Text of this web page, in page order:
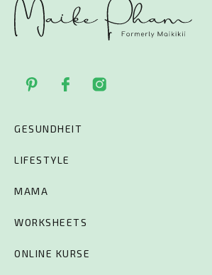
GESUNDHEIT
LIFESTYLE
MAMA
WORKSHEETS
ONLINE KURSE